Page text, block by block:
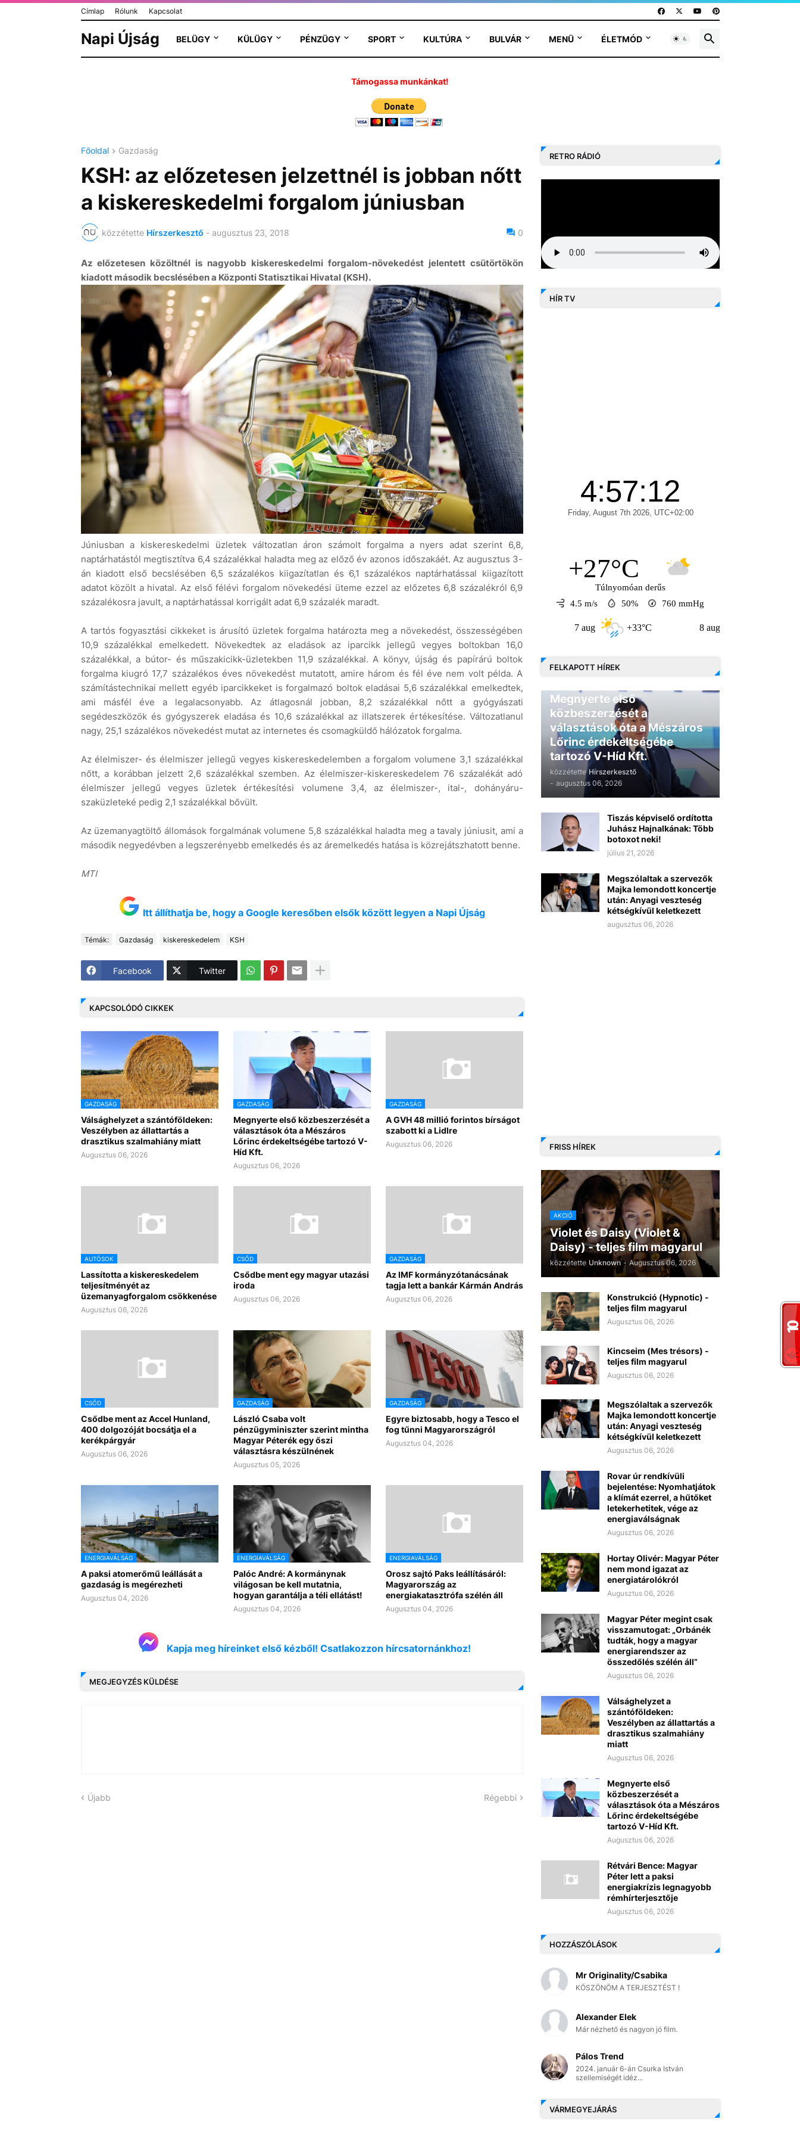
Címlap Rólunk Kapcsolat
Napi Újság BELÜGY KÜLÜGY PÉNZÜGY SPORT KULTÚRA BULVÁR MENÜ ÉLETMÓD
Támogassa munkánkat!
Főoldal Gazdaság
KSH: az előzetesen jelzettnél is jobban nőtt
a kiskereskedelmi forgalom júniusban
közzétette Hírszerkesztő - augusztus 23, 2018 0
Az előzetesen közöltnél is nagyobb kiskereskedelmi forgalom-növekedést jelentett csütörtökön
kiadott második becslésében a Központi Statisztikai Hivatal (KSH).
Júniusban a kiskereskedelmi üzletek változatlan áron számolt forgalma a nyers adat szerint 6,8,
naptárhatástól megtisztítva 6,4 százalékkal haladta meg az előző év azonos időszakáét. Az augusztus 3-
án kiadott első becslésében 6,5 százalékos kiigazítatlan és 6,1 százalékos naptárhatással kiigazított
adatot közölt a hivatal. Az első félévi forgalom növekedési üteme ezzel az előzetes 6,8 százalékról 6,9
százalékosra javult, a naptárhatással korrigált adat 6,9 százalék maradt.
A tartós fogyasztási cikkeket is árusító üzletek forgalma határozta meg a növekedést, összességében
10,9 százalékkal emelkedett. Növekedtek az eladások az iparcikk jellegű vegyes boltokban 16,0
százalékkal, a bútor- és műszakicikk-üzletekben 11,9 százalékkal. A könyv, újság és papírárú boltok
forgalma kiugró 17,7 százalékos éves növekedést mutatott, amire három és fél éve nem volt példa. A
számítástechnikai mellett egyéb iparcikkeket is forgalmazó boltok eladásai 5,6 százalékkal emelkedtek,
ami másfél éve a legalacsonyabb. Az átlagosnál jobban, 8,2 százalékkal nőtt a gyógyászati
segédeszközök és gyógyszerek eladása és 10,6 százalékkal az illatszerek értékesítése. Változatlanul
nagy, 25,1 százalékos növekedést mutat az internetes és csomagküldő hálózatok forgalma.
Az élelmiszer- és élelmiszer jellegű vegyes kiskereskedelemben a forgalom volumene 3,1 százalékkal
nőtt, a korábban jelzett 2,6 százalékkal szemben. Az élelmiszer-kiskereskedelem 76 százalékát adó
élelmiszer jellegű vegyes üzletek értékesítési volumene 3,4, az élelmiszer-, ital-, dohányáru-
szaküzleteké pedig 2,1 százalékkal bővült.
Az üzemanyagtöltő állomások forgalmának volumene 5,8 százalékkal haladta meg a tavaly júniusit, ami a
második negyedévben a legszerényebb emelkedés és az áremelkedés hatása is közrejátszhatott benne.
MTI
Itt állíthatja be, hogy a Google keresőben elsők között legyen a Napi Újság
Témák: Gazdaság kiskereskedelem KSH
Facebook Twitter
KAPCSOLÓDÓ CIKKEK
GAZDASÁG
Válsághelyzet a szántóföldeken:
Veszélyben az állattartás a
drasztikus szalmahiány miatt
Augusztus 06, 2026
GAZDASÁG
Megnyerte első közbeszerzését a
választások óta a Mészáros
Lőrinc érdekeltségébe tartozó V-
Híd Kft.
Augusztus 06, 2026
GAZDASÁG
A GVH 48 millió forintos bírságot
szabott ki a Lidlre
Augusztus 06, 2026
AUTÓSOK
Lassította a kiskereskedelem
teljesítményét az
üzemanyagforgalom csökkenése
Augusztus 06, 2026
CSŐD
Csődbe ment egy magyar utazási
iroda
Augusztus 06, 2026
GAZDASÁG
Az IMF kormányzótanácsának
tagja lett a bankár Kármán András
Augusztus 06, 2026
CSŐD
Csődbe ment az Accel Hunland,
400 dolgozóját bocsátja el a
kerékpárgyár
Augusztus 06, 2026
GAZDASÁG
László Csaba volt
pénzügyminiszter szerint mintha
Magyar Péterék egy őszi
választásra készülnének
Augusztus 05, 2026
GAZDASÁG
Egyre biztosabb, hogy a Tesco el
fog tűnni Magyarországról
Augusztus 04, 2026
ENERGIAVÁLSÁG
A paksi atomerőmű leállását a
gazdaság is megérezheti
Augusztus 04, 2026
ENERGIAVÁLSÁG
Palóc André: A kormánynak
világosan be kell mutatnia,
hogyan garantálja a téli ellátást!
Augusztus 04, 2026
ENERGIAVÁLSÁG
Orosz sajtó Paks leállításáról:
Magyarország az
energiakatasztrófa szélén áll
Augusztus 04, 2026
Kapja meg híreinket első kézből! Csatlakozzon hírcsatornánkhoz!
MEGJEGYZÉS KÜLDÉSE
Újabb Régebbi
RETRO RÁDIÓ
HÍR TV
+27°C
Túlnyomóan derűs
4.5 m/s
50% 760 mmHg
+33°C +31°C
FELKAPOTT HÍREK
Megnyerte első
közbeszerzését a
választások óta a Mészáros
Lőrinc érdekeltségébe
tartozó V-Híd Kft.
közzétette Hírszerkesztő
- augusztus 06, 2026
Tiszás képviselő ordította
Juhász Hajnalkának: Több
botoxot neki!
július 21, 2026
Megszólaltak a szervezők
Majka lemondott koncertje
után: Anyagi veszteség
kétségkívül keletkezett
augusztus 06, 2026
FRISS HÍREK
AKCIÓ
Violet és Daisy (Violet &
Daisy) - teljes film magyarul
közzétette Unknown - Augusztus 06, 2026
Konstrukció (Hypnotic) -
teljes film magyarul
Augusztus 06, 2026
Kincseim (Mes trésors) -
teljes film magyarul
Augusztus 06, 2026
Megszólaltak a szervezők
Majka lemondott koncertje
után: Anyagi veszteség
kétségkívül keletkezett
Augusztus 06, 2026
Rovar úr rendkívüli
bejelentése: Nyomhatjátok
a klímát ezerrel, a hűtőket
letekerhetitek, vége az
energiaválságnak
Augusztus 06, 2026
Hortay Olivér: Magyar Péter
nem mond igazat az
energiatárolókról
Augusztus 06, 2026
Magyar Péter megint csak
visszamutogat: „Orbánék
tudták, hogy a magyar
energiarendszer az
összedőlés szélén áll”
Augusztus 06, 2026
Válsághelyzet a
szántóföldeken:
Veszélyben az állattartás a
drasztikus szalmahiány
miatt
Augusztus 06, 2026
Megnyerte első
közbeszerzését a
választások óta a Mészáros
Lőrinc érdekeltségébe
tartozó V-Híd Kft.
Augusztus 06, 2026
Rétvári Bence: Magyar
Péter lett a paksi
energiakrízis legnagyobb
rémhírterjesztője
Augusztus 06, 2026
HOZZÁSZÓLÁSOK
Mr Originality/Csabika
KÖSZÖNÖM A TERJESZTÉST !
Alexander Elek
Már nézhető és nagyon jó film.
Pálos Trend
2024. január 6-án Csurka István
szellemiségét idéz...
VÁRMEGYEJÁRÁS